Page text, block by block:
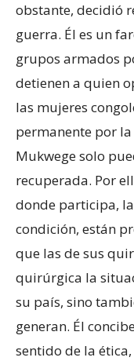
obstante, decidió
guerra. Él es un
grupos armados
detienen a quien
las mujeres
permanente por
Mukwege solo
recuperada. Por
donde participa,
condición, están
que las de sus
quirúrgica la
su país, sino
generan. Él
sentido de la